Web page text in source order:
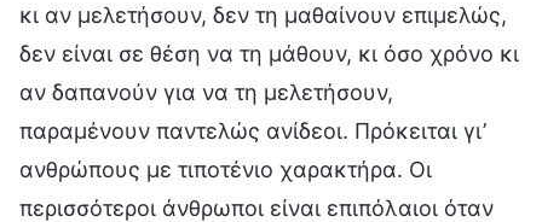
κι αν μελετήσουν, δεν τη μαθαίνουν επιμελώς,
δεν είναι σε θέση να τη μάθουν, κι όσο χρόνο κι
αν δαπανούν για να τη μελετήσουν,
παραμένουν παντελώς ανίδεοι. Πρόκειται γι’
ανθρώπους με τιποτένιο χαρακτήρα. Οι
περισσότεροι άνθρωποι είναι επιπόλαιοι όταν